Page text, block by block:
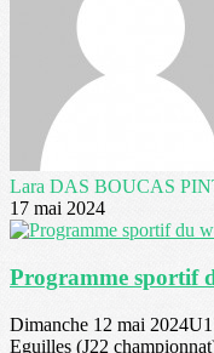
Lara DAS BOUCAS
17 mai 2024
Programme sportif
Dimanche 12 mai
Eguilles (J22